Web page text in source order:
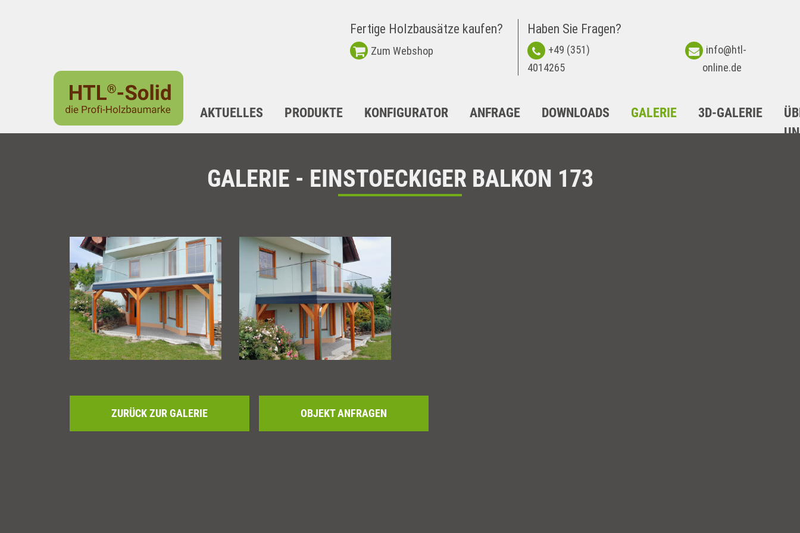
Fertige Holzbausätze kaufen?
Zum Webshop
Haben Sie Fragen?
+49 (351)
4014265
info@htl-
online.de
AKTUELLES PRODUKTE KONFIGURATOR ANFRAGE DOWNLOADS GALERIE 3D-GALERIE
GALERIE - EINSTOECKIGER BALKON 173
ZURÜCK ZUR GALERIE OBJEKT ANFRAGEN